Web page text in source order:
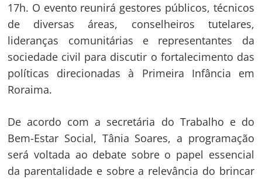
17h. O evento reunirá gestores públicos, técnicos
de diversas áreas, conselheiros tutelares,
lideranças comunitárias e representantes da
sociedade civil para discutir o fortalecimento das
políticas direcionadas à Primeira Infância em
Roraima.
De acordo com a secretária do Trabalho e do
Bem-Estar Social, Tânia Soares, a programação
será voltada ao debate sobre o papel essencial
da parentalidade e sobre a relevância do brincar